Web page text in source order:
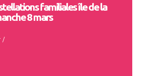
familiales île de la
8 mars
/